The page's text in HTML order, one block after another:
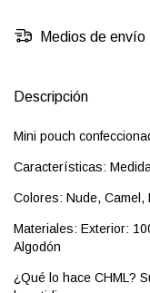
Medios de envío
Descripción
Mini pouch
Características:
Colores: Nude, Camel,
Materiales: Exterior:
Algodón
¿Qué lo hace CHML?